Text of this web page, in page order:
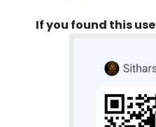
If you found this